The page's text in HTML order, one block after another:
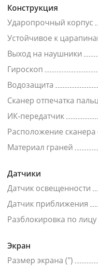
Конструкция
Ударопрочный корпус
Устойчивое к
Выход на наушники
Гироскоп
Водозащита
Сканер отпечатка
ИК-передатчик
Расположение сканера
Материал граней
Датчики
Датчик освещенности
Датчик приближения
Разблокировка по лицу
Экран
Размер экрана (")